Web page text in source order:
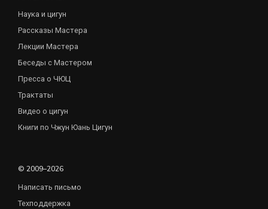
Наука и цигун
Рассказы Мастера
Лекции Мастера
Беседы с Мастером
Пресса о ЧЮЦ
Трактаты
Видео о цигун
Книги по Чжун Юань Цигун
© 2009–2026
Написать письмо
Техподдержка